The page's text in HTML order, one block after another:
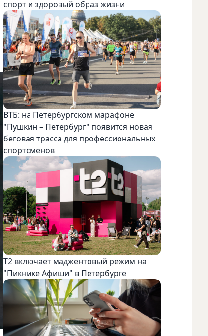
спорт и здоровый образ жизни
ВТБ: на Петербургском марафоне
"Пушкин – Петербург" появится новая
беговая трасса для профессиональных
спортсменов
Т2 включает маджентовый режим на
"Пикнике Афиши" в Петербурге